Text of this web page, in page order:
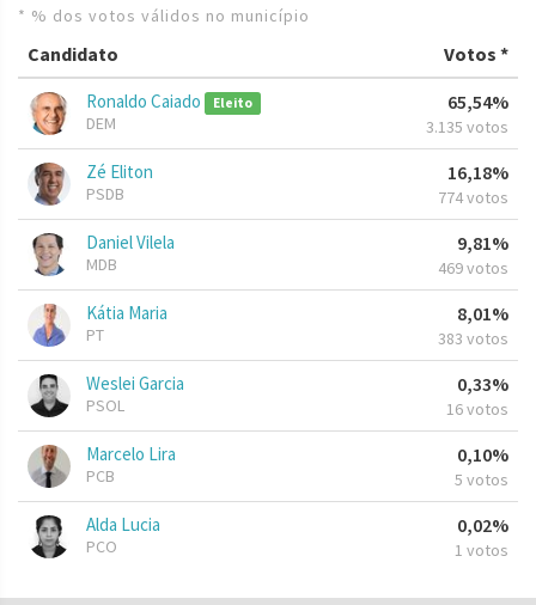
* % dos votos válidos no município
Candidato Votos *
Ronaldo Caiado Eleito
DEM
65,54%
3.135 votos
Zé Eliton
PSDB
16,18%
774 votos
Daniel Vilela
MDB
9,81%
469 votos
Kátia Maria
PT
8,01%
383 votos
Weslei Garcia
PSOL
0,33%
16 votos
Marcelo Lira
PCB
0,10%
5 votos
Alda Lucia
PCO
0,02%
1 votos